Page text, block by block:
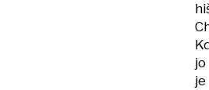
jo
je